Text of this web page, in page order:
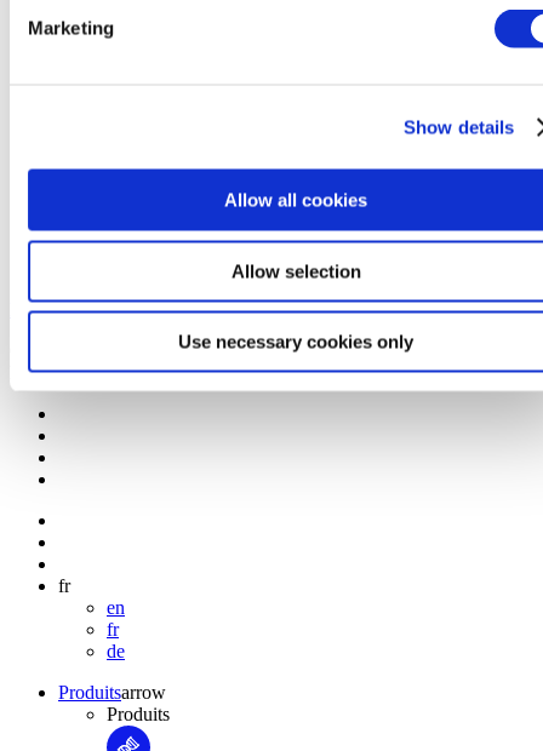
Marketing
Show details
Allow all cookies
Allow selection
Use necessary cookies only
Bertin Italia
Bertin Technologies - Monitor the invisible
Combiner la surveillance du radon et l’intelligence artificielle pour
les études sismiques - Bertin Technologies
fr
en
fr
de
Produitsarrow
Produits